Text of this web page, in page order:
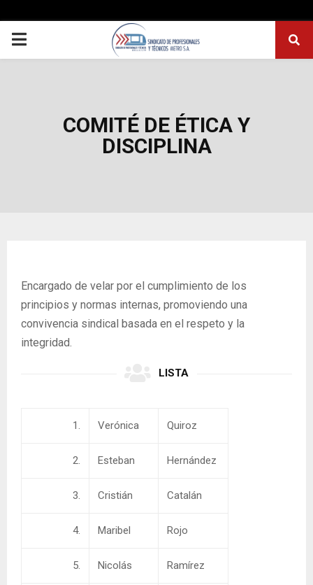
PRIMARY
COMITÉ DE ÉTICA Y
DISCIPLINA
Encargado de velar por el cumplimiento de los
principios y normas internas, promoviendo una
convivencia sindical basada en el respeto y la
integridad.
LISTA
1. Verónica Quiroz
2. Esteban Hernández
3. Cristián Catalán
4. Maribel Rojo
5. Nicolás Ramírez